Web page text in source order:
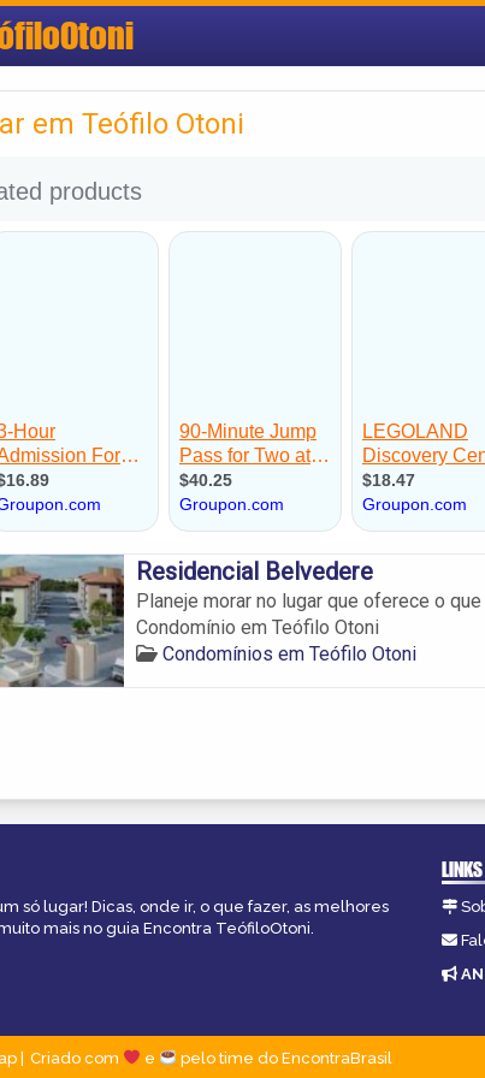
em Teófilo Otoni
Residencial Belvedere
Planeje morar no lugar que oferece o
Condomínio em Teófilo Otoni
Condomínios em Teófilo Otoni
só lugar! Dicas, onde ir, o que fazer, as melhores
mais no guia Encontra TeófiloOtoni.
Criado com e pelo time do EncontraBrasil